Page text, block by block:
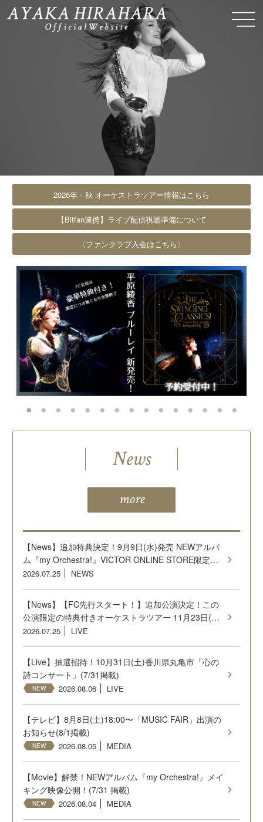
2026年・秋 オーケストラツアー情報はこちら
【Bitfan連携】ライブ配信視聴準備について
〈ファンクラブ入会はこちら〉
News
more
【News】追加特典決定！9月9日(水)発売 NEWアルバ
ム『my Orchestra!』VICTOR ONLINE STORE限定…
2026.07.25 NEWS
【News】【FC先行スタート！】追加公演決定！この
公演限定の特典付きオーケストラツアー 11月23日(…
2026.07.25 LIVE
【Live】抽選招待！10月31日(土)香川県丸亀市「⼼の
詩コンサート」(7/31掲載)
NEW 2026.08.06 LIVE
【テレビ】8月8日(土)18:00〜「MUSIC FAIR」出演の
お知らせ(8/1掲載)
NEW 2026.08.05 MEDIA
【Movie】解禁！NEWアルバム『my Orchestra!』メイ
キング映像公開！(7/31 掲載)
NEW 2026.08.04 MEDIA